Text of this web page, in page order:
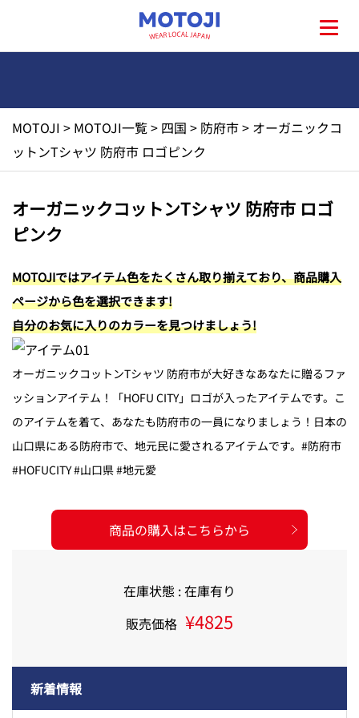
HOME
お問い合わせ
MOTOJI > MOTOJI一覧> 四国 > 防府市> オーガニックコ
ットンTシャツ 防府市 ロゴピンク
新着情報
オーガニックコットンTシャツ 防府市 ロゴ
ピンク
MOTOJIではアイテム色をたくさん取り揃えており、商品購入
ページから色を選択できます!
自分のお気に入りのカラーを見つけましょう!
オーガニックコットンTシャツ 防府市が大好きなあなたに贈るファ
ッションアイテム！「HOFU CITY」ロゴが入ったアイテムです。こ
のアイテムを着て、あなたも防府市の一員になりましょう！日本の
山口県にある防府市で、地元民に愛されるアイテムです。#防府市
#HOFUCITY #山口県 #地元愛
商品の購入はこちらから
在庫状態 : 在庫有り
販売価格 ¥4825